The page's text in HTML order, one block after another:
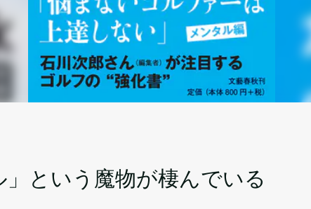
という魔物が棲んでいる